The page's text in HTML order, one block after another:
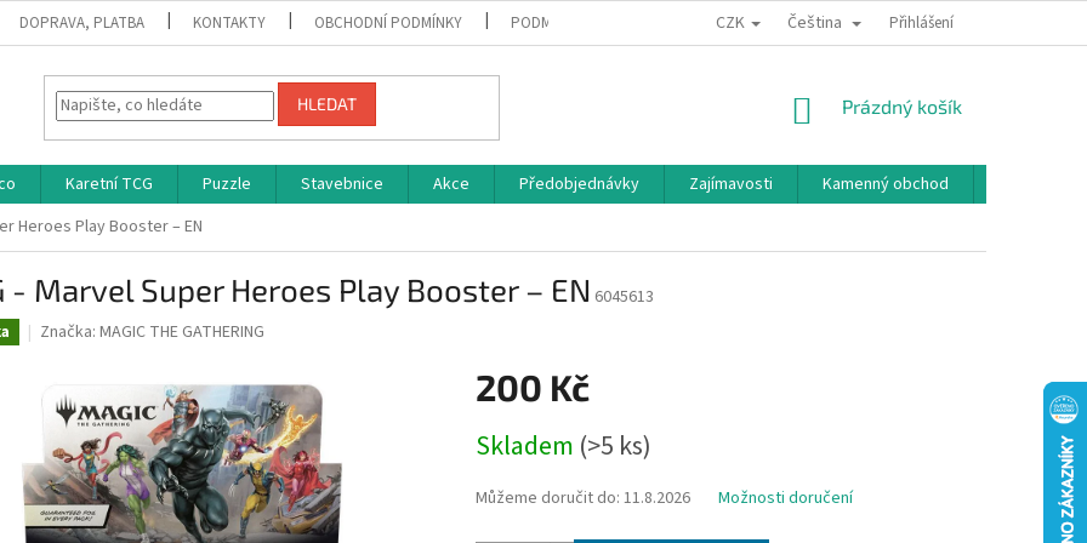
DOPRAVA, PLATBA KONTAKTY OBCHODNÍ PODMÍNKY PODMÍNKY OCHRANY OSOBNÍCH ÚDAJŮ BONUSOVÝ PROGRAM
CZK Čeština Přihlášení
HLEDAT
NÁKUPNÍ
Prázdný košík
Karetní TCG Puzzle Stavebnice Akce Předobjednávky Zajímavosti Kamenný obchod
Heroes Play Booster – EN
- Marvel Super Heroes Play Booster – EN 6045613
Značka: MAGIC THE GATHERING
200 Kč
cena:
Skladem (>5 ks)
Můžeme doručit do: 11.8.2026 Možnosti doručení